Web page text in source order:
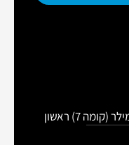
רחוב ההגנה 13, מגדל ירון מילר (קומה 7) ראשון